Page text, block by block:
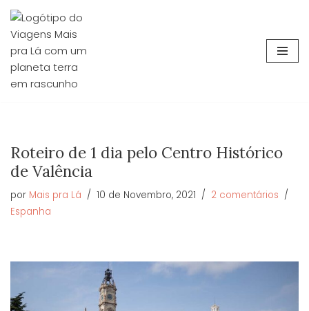
Avançar
para
o
conteúdo
Roteiro de 1 dia pelo Centro Histórico
de Valência
por Mais pra Lá 10 de Novembro, 2021
2 comentários
Espanha